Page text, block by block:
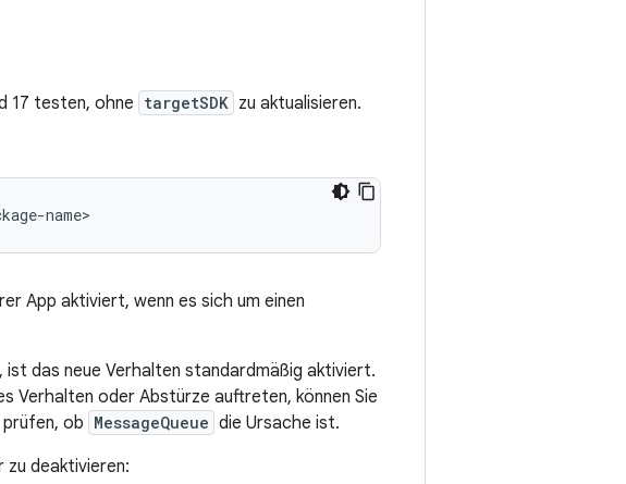
17 testen, ohne targetSDK zu aktualisieren.
App aktiviert, wenn es sich um einen
das neue Verhalten standardmäßig aktiviert.
Verhalten oder Abstürze auftreten, können Sie
ob MessageQueue die Ursache ist.
zu deaktivieren: